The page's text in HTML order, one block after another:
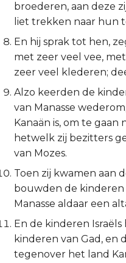
broederen, aan deze
liet trekken naar hun
En hij sprak tot hen,
met zeer veel vee,
zeer veel klederen;
Alzo keerden de
van Manasse
Kanaän is, om te
hetwelk zij bezitters
van Mozes.
Toen zij kwamen aan
bouwden de kinderen
Manasse aldaar een
En de kinderen
kinderen van Gad, en
tegenover het land